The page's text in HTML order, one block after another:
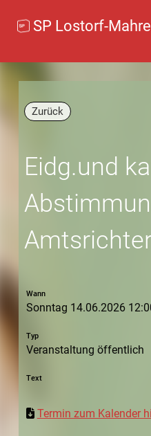
SP Lostorf-
Zurück
Eidg.und
Wann
Sonntag 14.06.2026
Typ
Veranstaltung öffentlich
Text
Termin zum Kalender